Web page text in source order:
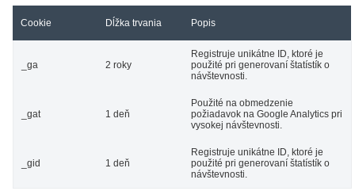
Cookie Dĺžka trvania Popis
_ga 2 roky
Registruje unikátne ID, ktoré je
použité pri generovaní štatístík o
návštevnosti.
_gat 1 deň
Použité na obmedzenie
požiadavok na Google Analytics pri
vysokej návštevnosti.
_gid 1 deň
Registruje unikátne ID, ktoré je
použité pri generovaní štatístík o
návštevnosti.